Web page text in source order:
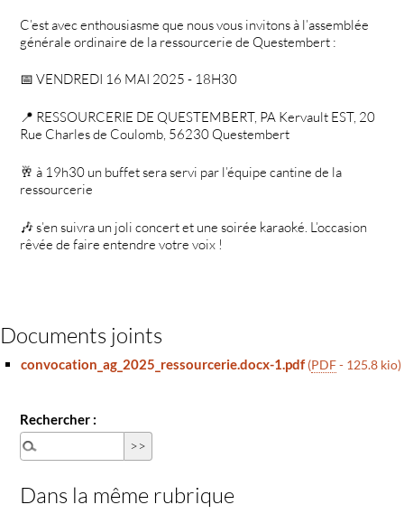
C’est avec enthousiasme que nous vous invitons à l’assemblée
générale ordinaire de la ressourcerie de Questembert :
📅 VENDREDI 16 MAI 2025 - 18H30
📍 RESSOURCERIE DE QUESTEMBERT, PA Kervault EST, 20
Rue Charles de Coulomb, 56230 Questembert
🥂 à 19h30 un buffet sera servi par l’équipe cantine de la
ressourcerie
🎶 s’en suivra un joli concert et une soirée karaoké. L’occasion
rêvée de faire entendre votre voix !
Documents joints
convocation_ag_2025_ressourcerie.docx-1.pdf (PDF- 125.8 kio)
Rechercher :
Dans la même rubrique